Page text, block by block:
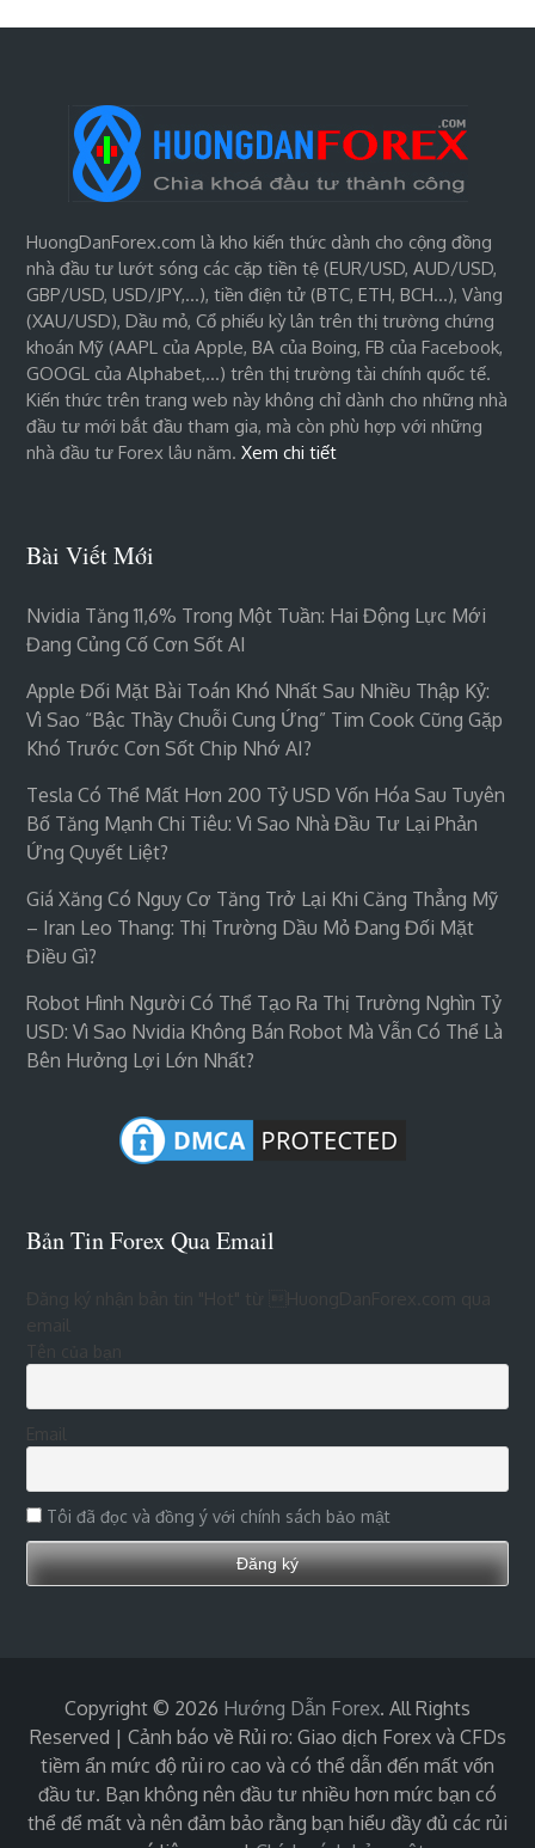
HuongDanForex.com là kho kiến thức dành cho cộng đồng
nhà đầu tư lướt sóng các cặp tiền tệ (EUR/USD, AUD/USD,
GBP/USD, USD/JPY,…), tiền điện tử (BTC, ETH, BCH…), Vàng
(XAU/USD), Dầu mỏ, Cổ phiếu kỳ lân trên thị trường chứng
khoán Mỹ (AAPL của Apple, BA của Boing, FB của Facebook,
GOOGL của Alphabet,…) trên thị trường tài chính quốc tế.
Kiến thức trên trang web này không chỉ dành cho những nhà
đầu tư mới bắt đầu tham gia, mà còn phù hợp với những
nhà đầu tư Forex lâu năm.Xem chi tiết
Bài Viết Mới
Nvidia Tăng 11,6% Trong Một Tuần: Hai Động Lực Mới
Đang Củng Cố Cơn Sốt AI
Apple Đối Mặt Bài Toán Khó Nhất Sau Nhiều Thập Kỷ:
Vì Sao “bậc Thầy Chuỗi Cung Ứng” Tim Cook Cũng Gặp
Khó Trước Cơn Sốt Chip Nhớ AI?
Tesla Có Thể Mất Hơn 200 Tỷ USD Vốn Hóa Sau Tuyên
Bố Tăng Mạnh Chi Tiêu: Vì Sao Nhà Đầu Tư Lại Phản
Ứng Quyết Liệt?
Giá Xăng Có Nguy Cơ Tăng Trở Lại Khi Căng Thẳng Mỹ
– Iran Leo Thang: Thị Trường Dầu Mỏ Đang Đối Mặt
Điều Gì?
Robot Hình Người Có Thể Tạo Ra Thị Trường Nghìn Tỷ
USD: Vì Sao Nvidia Không Bán Robot Mà Vẫn Có Thể Là
Bên Hưởng Lợi Lớn Nhất?
Bản Tin Forex Qua Email
Đăng ký nhận bản tin "Hot" từ HuongDanForex.com qua
Tên của bạn
Tôi đã đọc và đồng ý với chính sách bảo mật
Copyright © 2026 Hướng Dẫn Forex. All Rights
Reserved | Cảnh báo về Rủi ro: Giao dịch Forex và CFDs
tiềm ẩn mức độ rủi ro cao và có thể dẫn đến mất vốn
đầu tư. Bạn không nên đầu tư nhiều hơn mức bạn có
thể để mất và nên đảm bảo rằng bạn hiểu đầy đủ các rủi